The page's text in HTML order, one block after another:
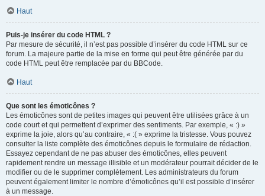
Haut
Puis-je insérer du code HTML ?
Par mesure de sécurité, il n’est pas possible d’insérer du code HTML sur ce
forum. La majeure partie de la mise en forme qui peut être générée par du
code HTML peut être remplacée par du BBCode.
Haut
Que sont les émoticônes ?
Les émoticônes sont de petites images qui peuvent être utilisées grâce à un
code court et qui permettent d’exprimer des sentiments. Par exemple, « :) »
exprime la joie, alors qu’au contraire, « :( » exprime la tristesse. Vous pouvez
consulter la liste complète des émoticônes depuis le formulaire de rédaction.
Essayez cependant de ne pas abuser des émoticônes, elles peuvent
rapidement rendre un message illisible et un modérateur pourrait décider de le
modifier ou de le supprimer complètement. Les administrateurs du forum
peuvent également limiter le nombre d’émoticônes qu’il est possible d’insérer
à un message.